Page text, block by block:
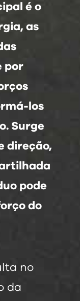
é o
as
por
los
Surge
direção,
pode
do
no
da